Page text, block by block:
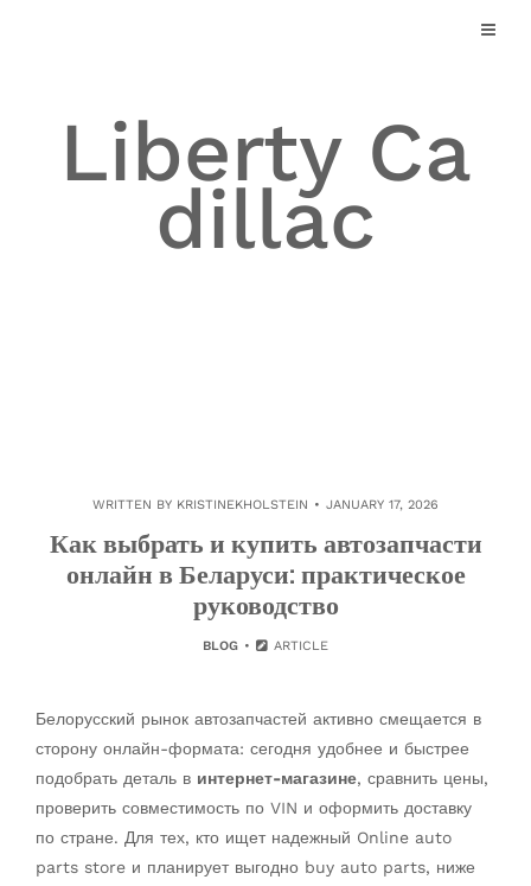
Liberty Ca
dillac
WRITTEN BY KRISTINEKHOLSTEIN JANUARY 17, 2026
Как выбрать и купить автозапчасти
онлайн в Беларуси: практическое
руководство
BLOG ARTICLE
Белорусский рынок автозапчастей активно смещается в
сторону онлайн-формата: сегодня удобнее и быстрее
подобрать деталь в интернет-магазине, сравнить цены,
проверить совместимость по VIN и оформить доставку
по стране. Для тех, кто ищет надежный Online auto
parts store и планирует выгодно buy auto parts, ниже